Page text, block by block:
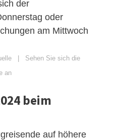
der
oder
am Mittwoch
| Sehen Sie sich die
an
beim
auf höhere